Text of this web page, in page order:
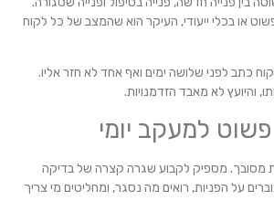
או בכלי ייעודי, העיקר הוא שהמצב של כל לקוח
כתב לפני שלושה ימים ואף אחד לא חזר אליו.
והיועץ לא מאבד הזדמנויות.
למעקב יומי
מסובך. מספיק לקבוע שגרה קצרה של בדיקה
על הפניות, רואים מה נסגר, ומחליטים מי צריך